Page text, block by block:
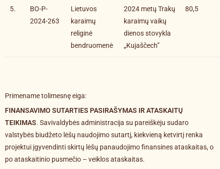
5.
BO-P-
2024-263
Lietuvos
karaimų
religinė
bendruomenė
2024 metų Trakų
karaimų vaikų
dienos stovykla
„Kujaščech”
80,5
Primename tolimesnę eiga:
FINANSAVIMO SUTARTIES PASIRAŠYMAS IR ATASKAITŲ
TEIKIMAS. Savivaldybės administracija su pareiškėju sudaro
valstybės biudžeto lėšų naudojimo sutartį, kiekvieną ketvirtį renka
projektui įgyvendinti skirtų lėšų panaudojimo finansines ataskaitas, o
po ataskaitinio pusmečio – veiklos ataskaitas.